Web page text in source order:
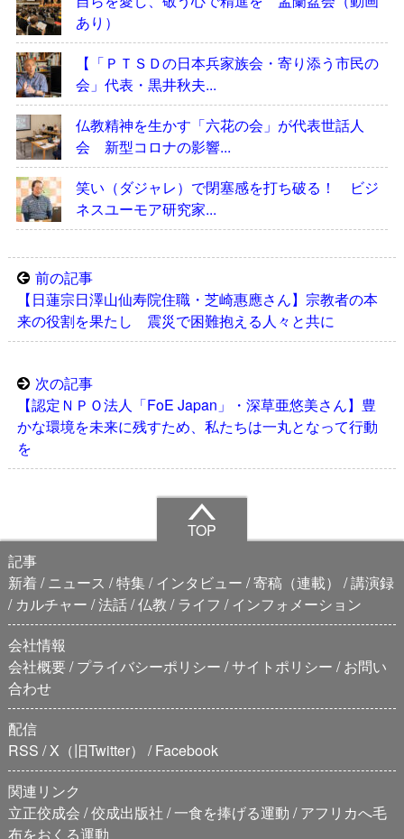
あり）
【「ＰＴＳＤの日本兵家族会・寄り添う市民の
会」代表・黒井秋夫...
仏教精神を生かす「六花の会」が代表世話人
会 新型コロナの影響...
笑い（ダジャレ）で閉塞感を打ち破る！ ビジ
ネスユーモア研究家...
前の記事
【日蓮宗日澤山仙寿院住職・芝崎惠應さん】宗教者の本
来の役割を果たし 震災で困難抱える人々と共に
次の記事
【認定ＮＰＯ法人「FoE Japan」・深草亜悠美さん】豊
かな環境を未来に残すため、私たちは一丸となって行動
を
TOP
記事
新着
ニュース 特集 インタビュー 寄稿（連載）
講演録
カルチャー 法話 仏教 ライフ
インフォメーション
会社情報
会社概要 プライバシーポリシー サイトポリシー
お問い
合わせ
配信
RSS X（旧Twitter）
Facebook
関連リンク
立正佼成会 佼成出版社 一食を捧げる運動
アフリカへ毛
布をおくる運動